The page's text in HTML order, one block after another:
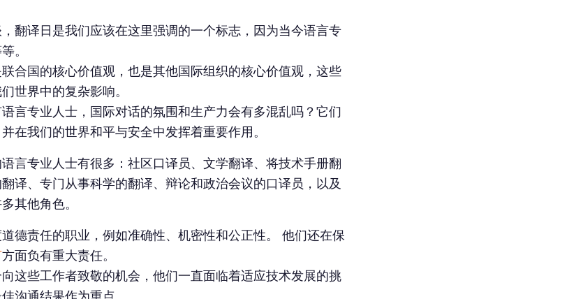
翻译日是我们应该在这里强调的一个标志，因为当今语言专
。
合国的核心价值观，也是其他国际组织的核心价值观，这些
世界中的复杂影响。
言专业人士，国际对话的氛围和生产力会有多混乱吗？它们
在我们的世界和平与安全中发挥着重要作用。
言专业人士有很多：社区口译员、文学翻译、将技术手册翻
译、专门从事科学的翻译、辩论和政治会议的口译员，以及
其他角色。
德责任的职业，例如准确性、机密性和公正性。 他们还在保
方面负有重大责任。
这些工作者致敬的机会，他们一直面临着适应技术发展的挑
沟通结果作为重点。